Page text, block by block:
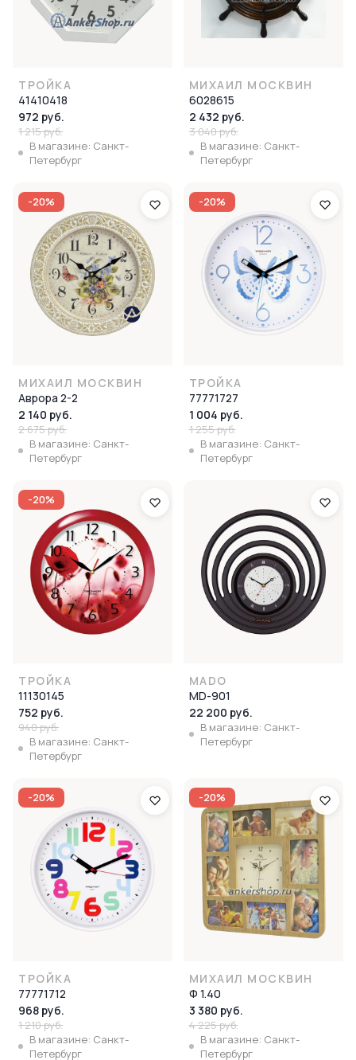
ТРОЙКА
41410418
972 руб.
1 215 руб.
В магазине: Санкт-
Петербург
МИХАИЛ МОСКВИН
6028615
2 432 руб.
3 040 руб.
В магазине: Санкт-
Петербург
-20%
МИХАИЛ МОСКВИН
Аврора 2-2
2 140 руб.
2 675 руб.
В магазине: Санкт-
Петербург
-20%
ТРОЙКА
77771727
1 004 руб.
1 255 руб.
В магазине: Санкт-
Петербург
-20%
ТРОЙКА
11130145
752 руб.
940 руб.
В магазине: Санкт-
Петербург
MADO
MD-901
22 200 руб.
В магазине: Санкт-
Петербург
-20%
ТРОЙКА
77771712
968 руб.
1 210 руб.
В магазине: Санкт-
Петербург
-20%
МИХАИЛ МОСКВИН
Ф 1.40
3 380 руб.
4 225 руб.
В магазине: Санкт-
Петербург